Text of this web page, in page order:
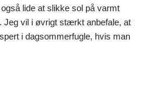
lide at slikke sol på varmt
Jeg vil i øvrigt stærkt anbefale, at
i dagsommerfugle, hvis man